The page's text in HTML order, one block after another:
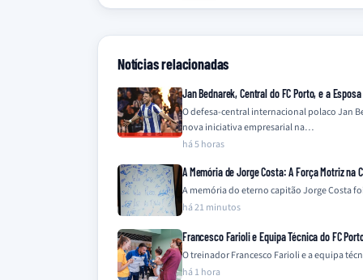
Notícias relacionadas
Jan Bednarek, Central do FC Porto, e a
O defesa-central internacional polaco Jan
nova iniciativa empresarial na…
há 5 horas
A Memória de Jorge Costa: A Força Motriz na
A memória do eterno capitão Jorge Costa
há 21 minutos
Francesco Farioli e Equipa Técnica do FC
O treinador Francesco Farioli e a equipa
há 1 hora